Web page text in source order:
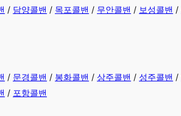
/ 담양콜밴 / 목포콜밴 / 무안콜밴 / 보성콜밴 /
/ 문경콜밴 / 봉화콜밴 / 상주콜밴 / 성주콜밴 /
/ 포항콜밴